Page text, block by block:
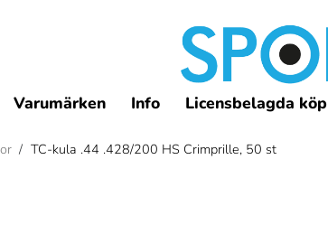
Varumärken Info Licensbelagda köp
/ TC-kula .44 .428/200 HS Crimprille, 50 st